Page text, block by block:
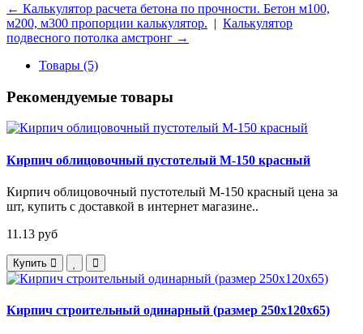
← Калькулятор расчета бетона по прочности. Бетон м100,
м200, м300 пропорции калькулятор. | Калькулятор
подвесного потолка амстронг →
Товары (5)
Рекомендуемые товары
Кирпич облицовочный пустотелый М-150 красный
Кирпич облицовочный пустотелый М-150 красный цена за
шт, купить с доставкой в интернет магазине..
11.13 руб
Купить
Кирпич строительный одинарный (размер 250х120х65)